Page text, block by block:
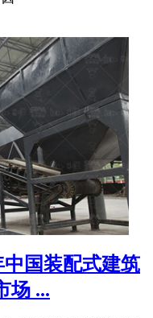
中国装配式建筑
场 ...